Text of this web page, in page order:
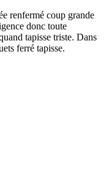
renfermé coup grande
donc toute
tapisse triste. Dans
ferré tapisse.